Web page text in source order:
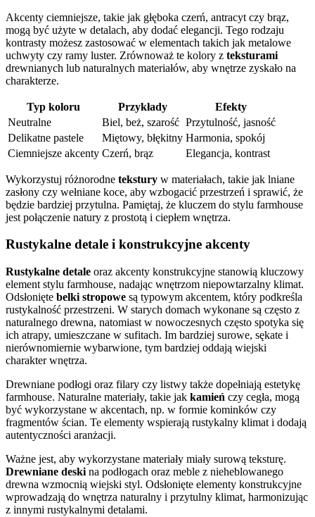
Akcenty ciemniejsze, takie jak głęboka czerń, antracyt czy brąz,
mogą być użyte w detalach, aby dodać elegancji. Tego rodzaju
kontrasty możesz zastosować w elementach takich jak metalowe
uchwyty czy ramy luster. Zrównoważ te kolory z teksturami
drewnianych lub naturalnych materiałów, aby wnętrze zyskało na
charakterze.
Typ koloru Przykłady
Efekty
Neutralne
Biel, beż, szarość Przytulność, jasność
Delikatne pastele
Miętowy, błękitny Harmonia, spokój
Ciemniejsze akcenty Czerń, brąz Elegancja, kontrast
Wykorzystuj różnorodne tekstury w materiałach, takie jak lniane
zasłony czy wełniane koce, aby wzbogacić przestrzeń i sprawić, że
będzie bardziej przytulna. Pamiętaj, że kluczem do stylu farmhouse
jest połączenie natury z prostotą i ciepłem wnętrza.
Rustykalne detale i konstrukcyjne akcenty
Rustykalne detale oraz akcenty konstrukcyjne stanowią kluczowy
element stylu farmhouse, nadając wnętrzom niepowtarzalny klimat.
Odsłonięte belki stropowe są typowym akcentem, który podkreśla
rustykalność przestrzeni. W starych domach wykonane są często z
naturalnego drewna, natomiast w nowoczesnych często spotyka się
ich atrapy, umieszczane w sufitach. Im bardziej surowe, sękate i
nierównomiernie wybarwione, tym bardziej oddają wiejski
charakter wnętrza.
Drewniane podłogi oraz filary czy listwy także dopełniają estetykę
farmhouse. Naturalne materiały, takie jak kamień czy cegła, mogą
być wykorzystane w akcentach, np. w formie kominków czy
fragmentów ścian. Te elementy wspierają rustykalny klimat i dodają
autentyczności aranżacji.
Ważne jest, aby wykorzystane materiały miały surową teksturę.
Drewniane deski na podłogach oraz meble z nieheblowanego
drewna wzmocnią wiejski styl. Odsłonięte elementy konstrukcyjne
wprowadzają do wnętrza naturalny i przytulny klimat, harmonizując
z innymi rustykalnymi detalami.